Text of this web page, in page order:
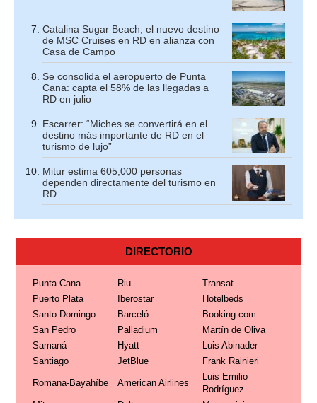
Catalina Sugar Beach, el nuevo destino
de MSC Cruises en RD en alianza con
Casa de Campo
Se consolida el aeropuerto de Punta
Cana: capta el 58% de las llegadas a
RD en julio
Escarrer: “Miches se convertirá en el
destino más importante de RD en el
turismo de lujo”
Mitur estima 605,000 personas
dependen directamente del turismo en
RD
DIRECTORIO
Punta Cana Riu
Transat
Puerto Plata
Iberostar
Hotelbeds
Santo Domingo
Barceló
Booking.com
San Pedro
Palladium
Martín de Oliva
Samaná
Hyatt
Luis Abinader
Santiago
JetBlue Frank Rainieri
Romana-Bayahíbe American Airlines
Luis Emilio
Rodríguez